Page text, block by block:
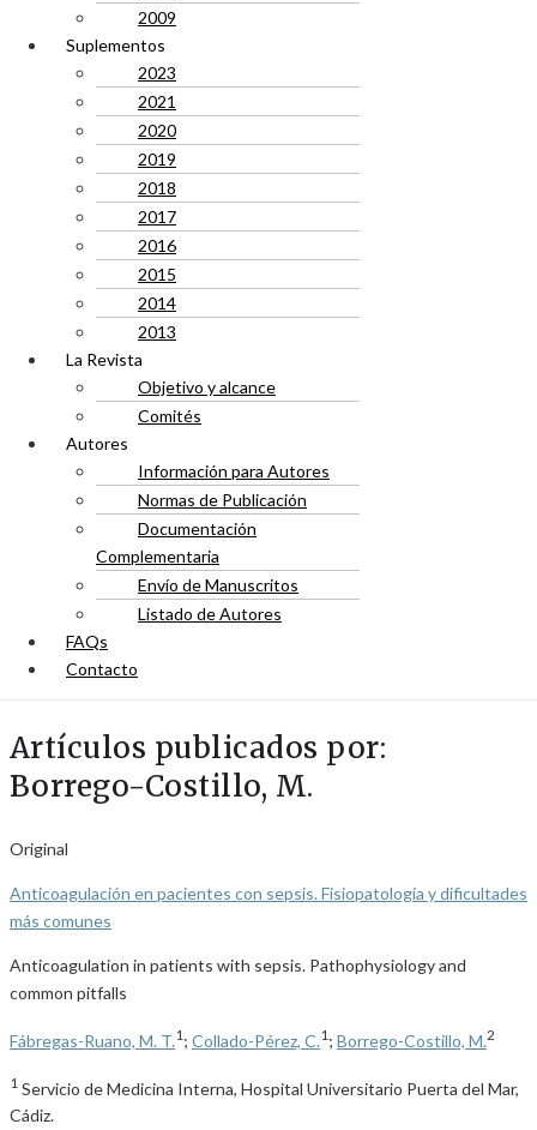
2009
Suplementos
2023
2021
2020
2019
2018
2017
2016
2015
2014
2013
La Revista
Objetivo y alcance
Comités
Autores
Información para Autores
Normas de Publicación
Documentación
Complementaria
Envío de Manuscritos
Listado de Autores
FAQs
Contacto
Artículos publicados por:
Borrego-Costillo, M.
Original
Anticoagulación en pacientes con sepsis. Fisiopatología y dificultades
más comunes
Anticoagulation in patients with sepsis. Pathophysiology and
common pitfalls
Fábregas-Ruano, M. T.1 ; Collado-Pérez, C.1 ; Borrego-Costillo, M.2
1 Servicio de Medicina Interna, Hospital Universitario Puerta del Mar,
Cádiz.